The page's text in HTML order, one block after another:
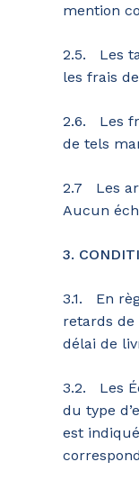
mention
2.5. Les
les frais
2.6. Les
de tels
2.7 Les
Aucun
3.
3.1. En
retards
délai de
3.2. Les
du type
est